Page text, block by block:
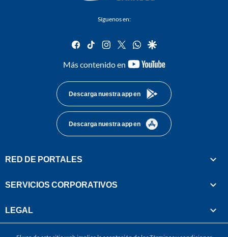
Síguenos en:
facebook
tiktok instagram
twitterwhatsapp
google
Más contenido en
youtube-
Descarga nuestra app en
Descarga nuestra app en
RED DE PORTALES
SERVICIOS CORPORATIVOS
LEGAL